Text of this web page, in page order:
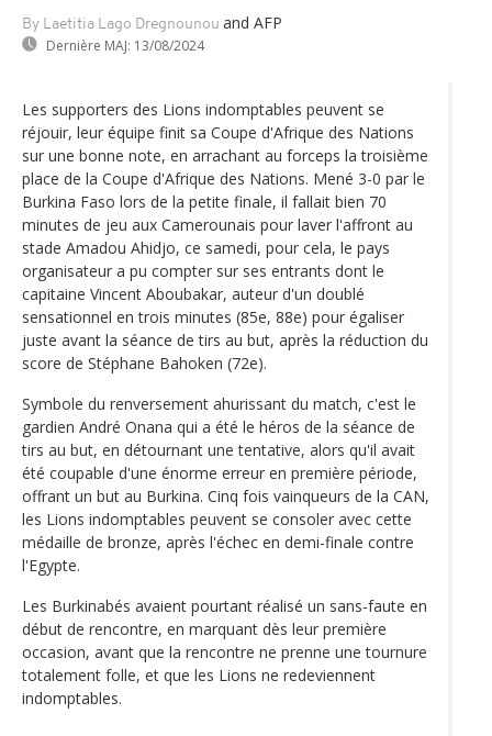
By Laetitia Lago Dregnounou and AFP
Dernière MAJ: 13/08/2024
Les supporters des Lions indomptables peuvent se
réjouir, leur équipe finit sa Coupe d'Afrique des Nations
sur une bonne note, en arrachant au forceps la troisième
place de la Coupe d'Afrique des Nations. Mené 3-0 par le
Burkina Faso lors de la petite finale, il fallait bien 70
minutes de jeu aux Camerounais pour laver l'affront au
stade Amadou Ahidjo, ce samedi, pour cela, le pays
organisateur a pu compter sur ses entrants dont le
capitaine Vincent Aboubakar, auteur d'un doublé
sensationnel en trois minutes (85e, 88e) pour égaliser
juste avant la séance de tirs au but, après la réduction du
score de Stéphane Bahoken (72e).
Symbole du renversement ahurissant du match, c'est le
gardien André Onana qui a été le héros de la séance de
tirs au but, en détournant une tentative, alors qu'il avait
été coupable d'une énorme erreur en première période,
offrant un but au Burkina. Cinq fois vainqueurs de la CAN,
les Lions indomptables peuvent se consoler avec cette
médaille de bronze, après l'échec en demi-finale contre
l'Egypte.
Les Burkinabés avaient pourtant réalisé un sans-faute en
début de rencontre, en marquant dès leur première
occasion, avant que la rencontre ne prenne une tournure
totalement folle, et que les Lions ne redeviennent
indomptables.